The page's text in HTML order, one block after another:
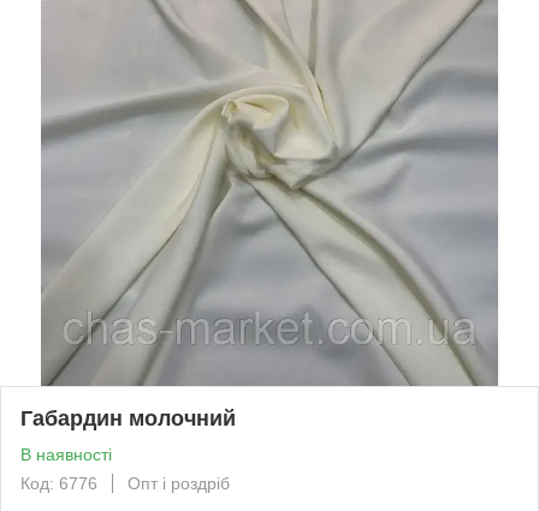
Габардин молочний
В наявності
Код: 6776
Опт і роздріб